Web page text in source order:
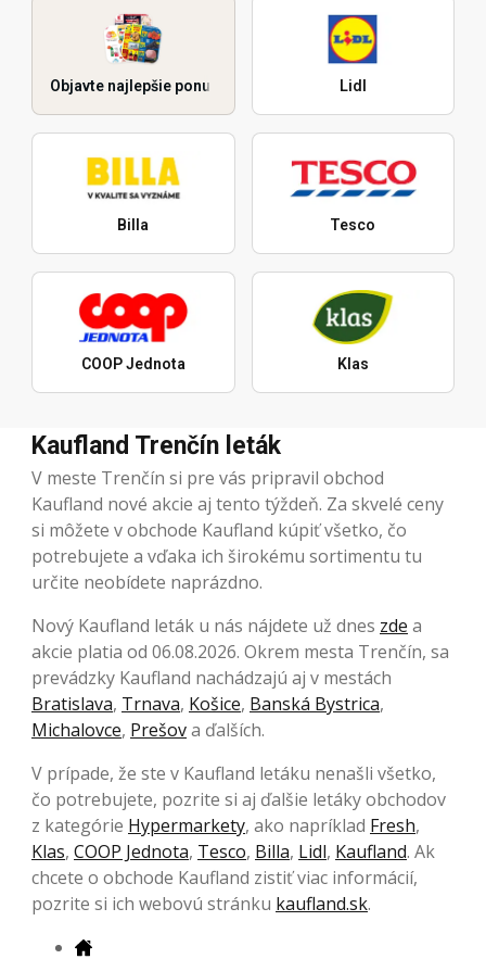
Objavte najlepšie ponuky Lidl
Billa Tesco
COOP Jednota Klas
Kaufland Trenčín leták
V meste Trenčín si pre vás pripravil obchod
Kaufland nové akcie aj tento týždeň. Za skvelé ceny
si môžete v obchode Kaufland kúpiť všetko, čo
potrebujete a vďaka ich širokému sortimentu tu
určite neobídete naprázdno.
Nový Kaufland leták u nás nájdete už dnes zde a
akcie platia od 06.08.2026. Okrem mesta Trenčín, sa
prevádzky Kaufland nachádzajú aj v mestách
Bratislava, Trnava, Košice, Banská Bystrica,
Michalovce, Prešova ďalších.
V prípade, že ste v Kaufland letáku nenašli všetko,
čo potrebujete, pozrite si aj ďalšie letáky obchodov
z kategórie Hypermarkety, ako napríklad Fresh,
Klas, COOP Jednota, Tesco, Billa, Lidl, Kaufland. Ak
chcete o obchode Kaufland zistiť viac informácií,
pozrite si ich webovú stránku kaufland.sk.